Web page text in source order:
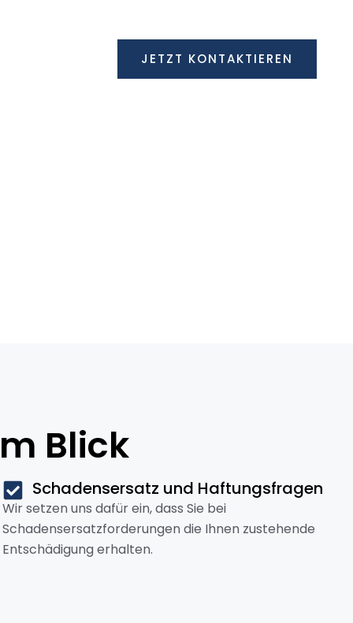
JETZT KONTAKTIEREN
Blick
Schadensersatz und Haftungsfragen
Wir setzen uns dafür ein, dass Sie bei
Schadensersatzforderungen die Ihnen zustehende
Entschädigung erhalten.